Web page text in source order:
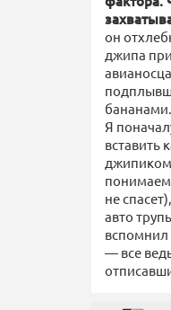
он
джипа
Я
вставить
понимаем
не
авто
вспомнил
— все